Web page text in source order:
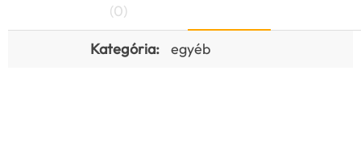
(0)
Kategória: egyéb